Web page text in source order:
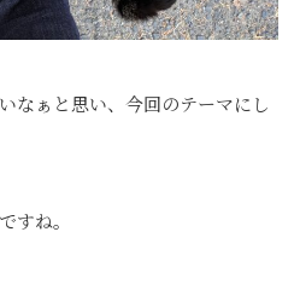
なぁと思い、今回のテーマにし
すね。